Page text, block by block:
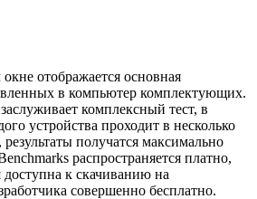
отображается основная
в компьютер комплектующих.
комплексный тест, в
устройства проходит в несколько
получатся максимально
распространяется платно,
доступна к скачиванию на
совершенно бесплатно.